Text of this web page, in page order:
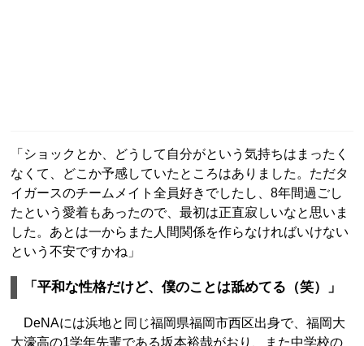
「ショックとか、どうして自分がという気持ちはまったく
なくて、どこか予感していたところはありました。ただタ
イガースのチームメイト全員好きでしたし、8年間過ごし
たという愛着もあったので、最初は正直寂しいなと思いま
した。あとは一からまた人間関係を作らなければいけない
という不安ですかね」
「平和な性格だけど、僕のことは舐めてる（笑）」
DeNAには浜地と同じ福岡県福岡市西区出身で、福岡大
大濠高の1学年先輩である坂本裕哉がおり、また中学校の